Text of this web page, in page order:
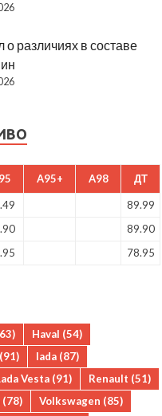
о различиях в составе
A95+ A98 ДТ
89.99
89.90
78.95
Haval (54)
(91) lada (87)
Vesta (91) Renault (51)
(78) Volkswagen (85)